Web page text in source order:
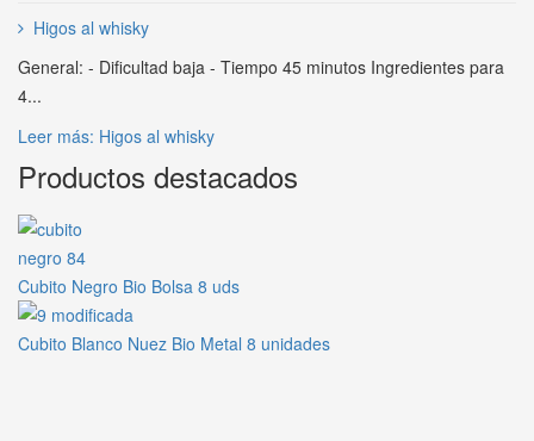
Higos al whisky
General: - Dificultad baja - Tiempo 45 minutos Ingredientes para
4...
Leer más: Higos al whisky
Productos destacados
Cubito Negro Bio Bolsa 8 uds
Cubito Blanco Nuez Bio Metal 8 unidades